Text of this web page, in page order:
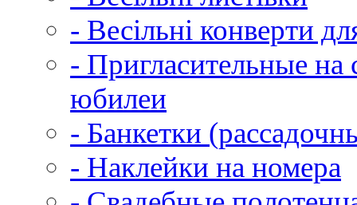
- Весільні конверти
- Пригласительные на
юбилеи
- Банкетки
- Наклейки на номера